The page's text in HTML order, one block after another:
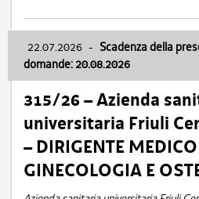
22.07.2026 - Scadenza della
domande: 20.08.2026
315/26 – Azienda
universitaria Friuli
– DIRIGENTE
GINECOLOGIA E